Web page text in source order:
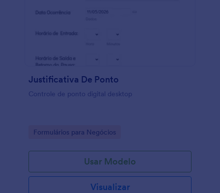
Justificativa De Ponto
Controle de ponto digital desktop
Go to Category:
Formulários para Negócios
Usar Modelo
Visualizar